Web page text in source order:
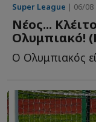
Super League | 06/08
Νέος...
Ολυμπιακό!